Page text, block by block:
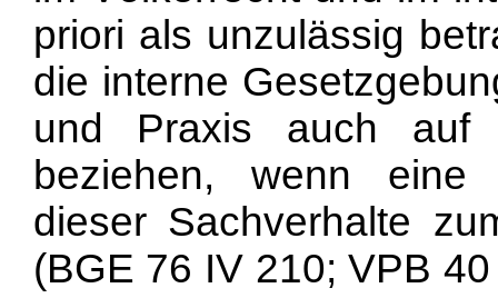
priori als unzulässig
die interne
und Praxis auch auf
beziehen, wenn eine
dieser Sachverhalte
(BGE 76 IV 210; VPB